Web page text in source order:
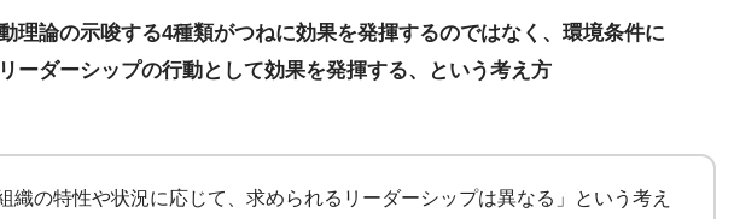
理論の示唆する4種類がつねに効果を発揮するのではなく、環境条件に
ーダーシップの行動として効果を発揮する、という考え方
組織の特性や状況に応じて、求められるリーダーシップは異なる」という考え